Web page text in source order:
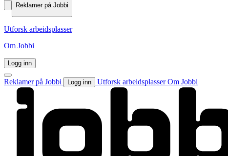
Reklamer på Jobbi
Utforsk arbeidsplasser
Om Jobbi
Logg inn
Reklamer på Jobbi Logg inn Utforsk arbeidsplasserOm Jobbi